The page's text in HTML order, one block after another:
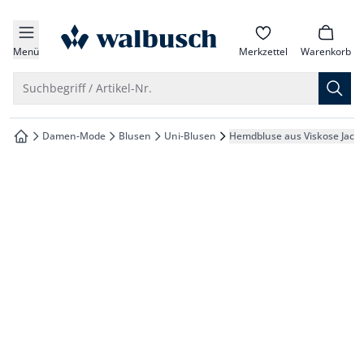
springen
springen
springen
springen
Menü zur Startseite Merkzettel Warenkorb
Suchbegriff / Artikel-Nr.
zur Startseite
Damen-Mode Blusen Uni-Blusen Hemdbluse aus Viskose